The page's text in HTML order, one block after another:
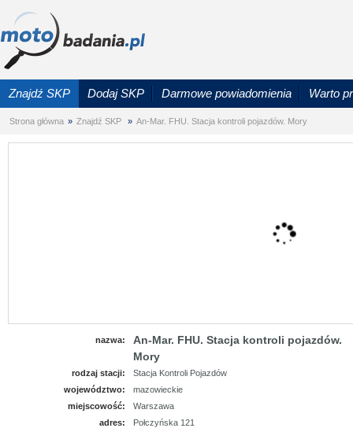
Znajdź SKP Dodaj SKP Darmowe powiadomienia Warto
Strona główna » Znajdź SKP » An-Mar. FHU. Stacja kontroli pojazdów. Mory
nazwa:
An-Mar. FHU. Stacja kontroli pojazdów.
Mory
rodzaj stacji:
Stacja Kontroli Pojazdów
województwo:
mazowieckie
miejscowość:
Warszawa
adres:
Połczyńska 121